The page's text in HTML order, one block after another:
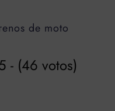
de moto
- (46 votos)